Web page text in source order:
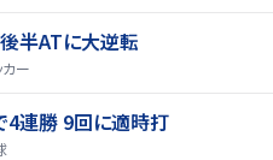
半ATに大逆転
カー
4連勝 9回に適時打